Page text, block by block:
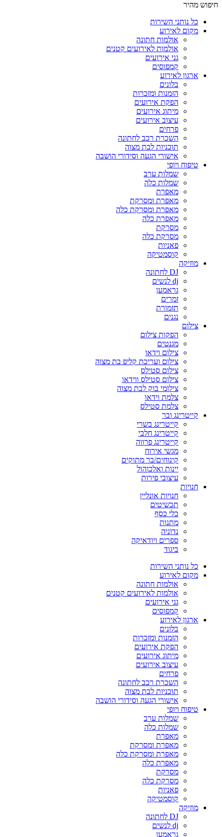
חיפוש מהיר
כל נותני השירות
מקום לאירוע
אולמות חתונה
אולמות לאירועים קטנים
גני אירועים
קמפוסים
ארגון לאירוע
בלונים
הזמנות ומזכרות
הפקת אירועים
מיתוג אירועים
עיצוב אירועים
פרחים
השכרת רכב לחתונה
תוכניות לבת מצוה
אישורי הגעה וסידורי הושבה
טיפוח ויופי
שמלות ערב
שמלות כלה
מאפרת
מאפרת ומסרקת
מאפרת ומסרקת כלה
מאפרת כלה
מסרקת
מסרקת כלה
פאניות
קוסמטיקה
מוזיקה
DJ לחתונה
dj לנשים
גראמען
זמרים
תזמורת
נגנים
צילום
הפקות צילום
מגנטים
צילום וידאו
צילום ועריכת קליפ בת מצוה
צילום סטילס
צילום סטילס ווידאו
צילומי בוק לבת מצוה
צלמת וידאו
צלמת סטילס
קייטרינג ובר
קייטרינג בשרי
קייטרינג חלבי
קייטרינג פרווה
מגשי אירוח
קינוחים/בר מתוקים
יינות ואלכוהול
עיצובי פירות
חנויות
חנויות אונליין
תכשיטים
כלי כסף
מתנות
נדוניה
ספרים ויודאיקה
ביגוד
כל נותני השירות
מקום לאירוע
אולמות חתונה
אולמות לאירועים קטנים
גני אירועים
קמפוסים
ארגון לאירוע
בלונים
הזמנות ומזכרות
הפקת אירועים
מיתוג אירועים
עיצוב אירועים
פרחים
השכרת רכב לחתונה
תוכניות לבת מצוה
אישורי הגעה וסידורי הושבה
טיפוח ויופי
שמלות ערב
שמלות כלה
מאפרת
מאפרת ומסרקת
מאפרת ומסרקת כלה
מאפרת כלה
מסרקת
מסרקת כלה
פאניות
קוסמטיקה
מוזיקה
DJ לחתונה
dj לנשים
גראמען